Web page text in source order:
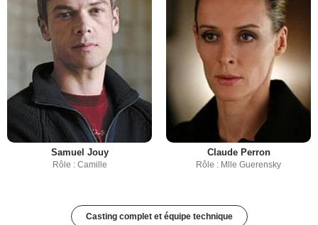
Samuel Jouy
Rôle : Camille
Claude Perron
Rôle : Mlle Guerensky
Casting complet et équipe technique